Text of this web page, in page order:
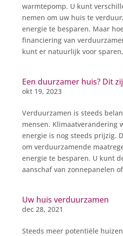
warmtepomp. U kunt
nemen om uw huis te
energie te besparen. Maar
financiering van
kunt er natuurlijk voor
Een duurzamer huis? Dit
okt 19, 2023
Verduurzamen is steeds
mensen. Klimaatverandering
energie is nog steeds prijzig.
om verduurzamende
energie te besparen. U kunt
aanschaf van zonnepanelen
Uw huis verduurzamen
dec 28, 2021
Steeds meer potentiële